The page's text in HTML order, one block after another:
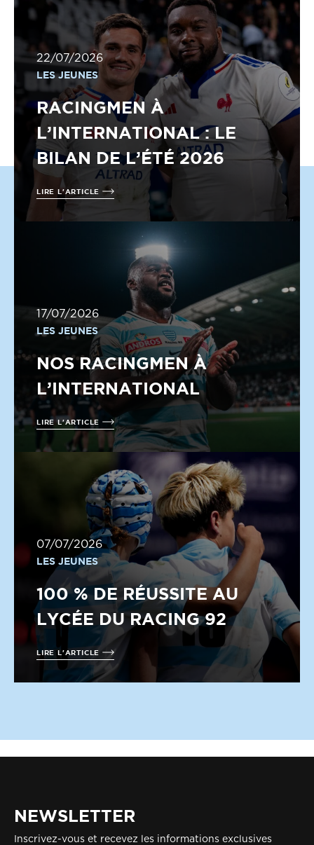
22/07/2026
LES JEUNES
RACINGMEN À
L’INTERNATIONAL : LE
BILAN DE L’ÉTÉ 2026
LIRE L'ARTICLE
17/07/2026
LES JEUNES
NOS RACINGMEN À
L’INTERNATIONAL
LIRE L'ARTICLE
07/07/2026
LES JEUNES
100 % DE RÉUSSITE AU
LYCÉE DU RACING 92
LIRE L'ARTICLE
NEWSLETTER
Inscrivez-vous et recevez les informations exclusives